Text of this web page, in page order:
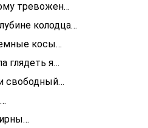
тревожен…
колодца…
косы…
глядеть я…
свободный…